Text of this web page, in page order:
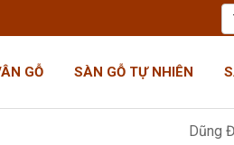
GỖ SÀN GỖ TỰ NHIÊN
Dũng Đoàn Gia: